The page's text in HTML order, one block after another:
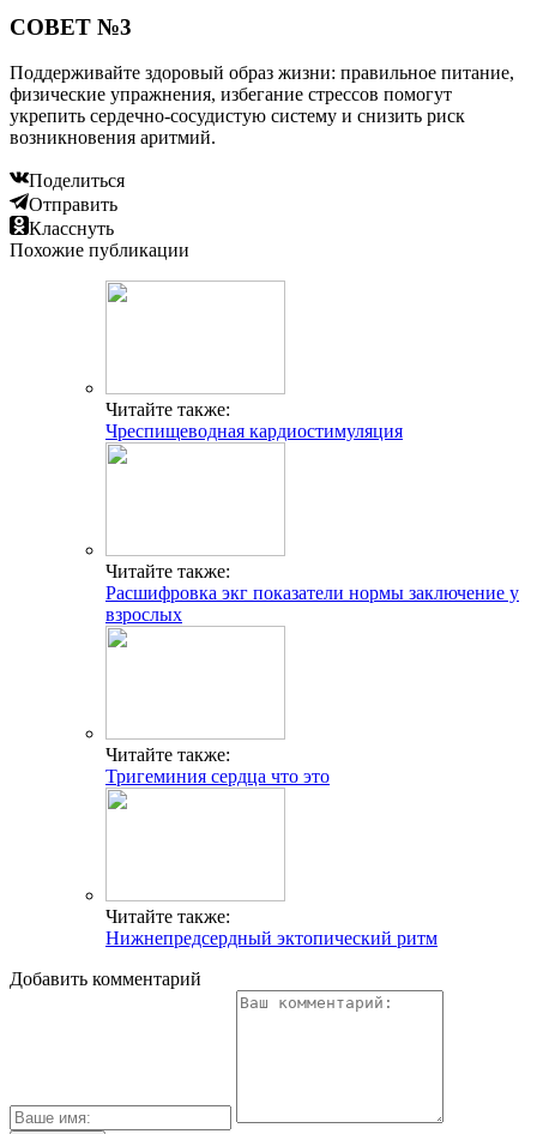
СОВЕТ №3
Поддерживайте здоровый образ жизни: правильное питание,
физические упражнения, избегание стрессов помогут
укрепить сердечно-сосудистую систему и снизить риск
возникновения аритмий.
Поделиться
Отправить
Класснуть
Похожие публикации
Читайте также:
Чреспищеводная кардиостимуляция
Читайте также:
Расшифровка экг показатели нормы заключение у
взрослых
Читайте также:
Тригеминия сердца что это
Читайте также:
Нижнепредсердный эктопический ритм
Добавить комментарий